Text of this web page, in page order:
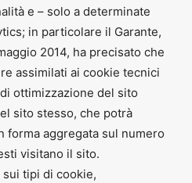
e – solo a determinate
in particolare il Garante,
2014, ha precisato che
assimilati ai cookie tecnici
ottimizzazione del sito
sito stesso, che potrà
forma aggregata sul numero
visitano il sito.
tipi di cookie,